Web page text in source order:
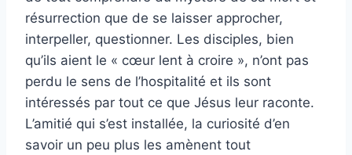
résurrection que de se laisser approcher,
interpeller, questionner. Les disciples, bien
qu’ils aient le « cœur lent à croire », n’ont pas
perdu le sens de l’hospitalité et ils sont
intéressés par tout ce que Jésus leur raconte.
L’amitié qui s’est installée, la curiosité d’en
savoir un peu plus les amènent tout